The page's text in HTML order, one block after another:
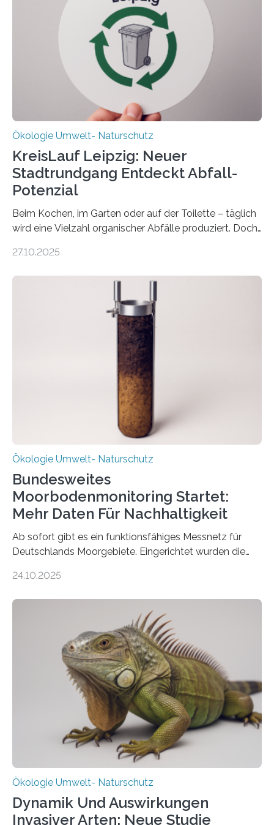
„DynaCom“: Die Deutsche Forschungsgemeinschaft
(DFG) fördert das Anfang 2019 gestartete
Forschungsprojekt an der Universität Oldenburg für
zwei weitere Jahre mit rund 1,2 Millionen Euro. „Wir
freuen uns sehr über…
Ökologie Umwelt- Naturschutz
KreisLauf Leipzig: Neuer
Stadtrundgang Entdeckt Abfall-
Potenzial
Beim Kochen, im Garten oder auf der Toilette – täglich
wird eine Vielzahl organischer Abfälle produziert. Doch
Potenzial nur dann entfalten können, wenn sie in
Veränderung der Wirtschaft wichtig ist, zeigt der vom
Deutschen Biomasseforschungszentrum und der
Stadtreinigung Leipzig konzipierte und am 24. Oktober
2025 offiziell eingeweihte Stadtrundgang „KreisLauf“. Er
ist ab sofort im Leipziger Stadtgebiet…
27.10.2025
Ökologie Umwelt- Naturschutz
Bundesweites
Moorbodenmonitoring Startet:
Mehr Daten Für Nachhaltigkeit
Ab sofort gibt es ein funktionsfähiges Messnetz für
Deutschlands Moorgebiete. Eingerichtet wurden die
vergangenen fünf Jahren von Wissenschaftlerinnen
heutigen Donnerstag übergeben sie ihren Bericht zur
Aufbauphase an den Auftraggeber, das
Bundesministerium für Landwirtschaft, Ernährung und
Heimat. Braunschweig/Eberswalde (23. Oktober 2025).
Ein Netz aus 155 Messstationen spannt sich neuerdings
über Deutschlands Moorböden. Eingerichtet wurden sie
in den vergangenen fünf Jahren von
Wissenschaftlerinnen und Wissenschaftlern des
Thünen-Instituts für Agrarklimaschutz…
24.10.2025
Ökologie Umwelt- Naturschutz
Dynamik Und Auswirkungen
Invasiver Arten: Neue Studie